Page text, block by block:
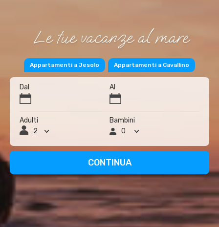
Le tue vacanze al mare
Appartamenti a Jesolo Appartamenti a Cavallino
Dal Al
Adulti Bambini